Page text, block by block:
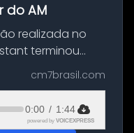
do AM
realizada no
terminou
115
da cidade. O
cm7brasil.com
0:00 / 1:44
powered by VOICEXPRESS